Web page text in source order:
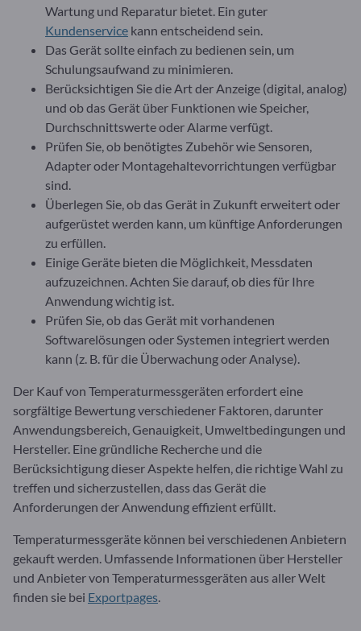
Wartung und Reparatur bietet. Ein guter
Kundenservice kann entscheidend sein.
Das Gerät sollte einfach zu bedienen sein, um
Schulungsaufwand zu minimieren.
Berücksichtigen Sie die Art der Anzeige (digital, analog)
und ob das Gerät über Funktionen wie Speicher,
Durchschnittswerte oder Alarme verfügt.
Prüfen Sie, ob benötigtes Zubehör wie Sensoren,
Adapter oder Montagehaltevorrichtungen verfügbar
sind.
Überlegen Sie, ob das Gerät in Zukunft erweitert oder
aufgerüstet werden kann, um künftige Anforderungen
zu erfüllen.
Einige Geräte bieten die Möglichkeit, Messdaten
aufzuzeichnen. Achten Sie darauf, ob dies für Ihre
Anwendung wichtig ist.
Prüfen Sie, ob das Gerät mit vorhandenen
Softwarelösungen oder Systemen integriert werden
kann (z. B. für die Überwachung oder Analyse).
Der Kauf von Temperaturmessgeräten erfordert eine
sorgfältige Bewertung verschiedener Faktoren, darunter
Anwendungsbereich, Genauigkeit, Umweltbedingungen und
Hersteller. Eine gründliche Recherche und die
Berücksichtigung dieser Aspekte helfen, die richtige Wahl zu
treffen und sicherzustellen, dass das Gerät die
Anforderungen der Anwendung effizient erfüllt.
Temperaturmessgeräte können bei verschiedenen Anbietern
gekauft werden. Umfassende Informationen über Hersteller
und Anbieter von Temperaturmessgeräten aus aller Welt
finden sie bei Exportpages.